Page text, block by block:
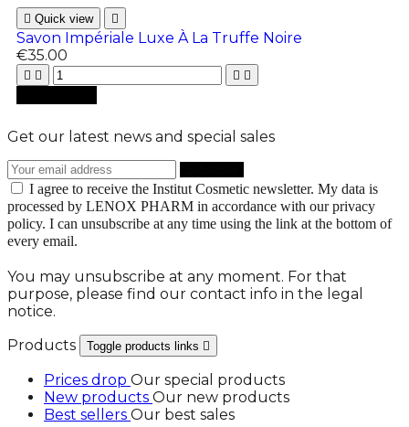
 Quick view 
Savon Impériale Luxe À La Truffe Noire
€35.00
   
Get our latest news and special sales
I agree to receive the Institut Cosmetic newsletter. My data is
processed by LENOX PHARM in accordance with our privacy
policy. I can unsubscribe at any time using the link at the bottom of
every email.
You may unsubscribe at any moment. For that
purpose, please find our contact info in the legal
notice.
Products
Toggle products links 
Prices drop Our special products
New products Our new products
Best sellers Our best sales